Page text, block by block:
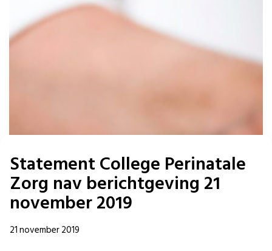
Statement College Perinatale
Zorg nav berichtgeving 21
november 2019
21 november 2019